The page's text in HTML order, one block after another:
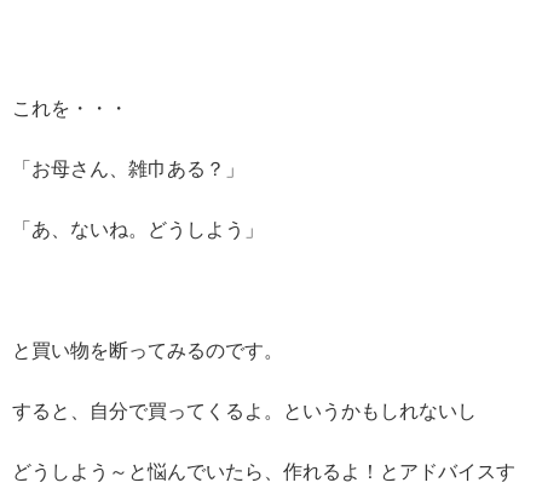
これを・・・
「お母さん、雑巾ある？」
「あ、ないね。どうしよう」
と買い物を断ってみるのです。
すると、自分で買ってくるよ。というかもしれないし
どうしよう～と悩んでいたら、作れるよ！とアドバイスす